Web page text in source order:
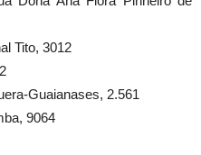
Tito, 3012
Guaianases, 2.561
9064